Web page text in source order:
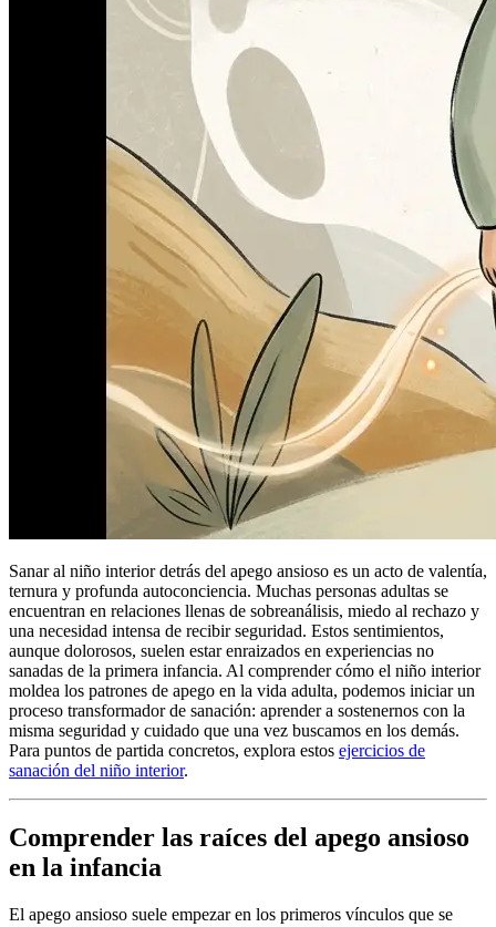
Sanar al niño interior detrás del apego ansioso es un acto de valentía,
ternura y profunda autoconciencia. Muchas personas adultas se
encuentran en relaciones llenas de sobreanálisis, miedo al rechazo y
una necesidad intensa de recibir seguridad. Estos sentimientos,
aunque dolorosos, suelen estar enraizados en experiencias no
sanadas de la primera infancia. Al comprender cómo el niño interior
moldea los patrones de apego en la vida adulta, podemos iniciar un
proceso transformador de sanación: aprender a sostenernos con la
misma seguridad y cuidado que una vez buscamos en los demás.
Para puntos de partida concretos, explora estos ejercicios de
sanación del niño interior.
Comprender las raíces del apego ansioso
en la infancia
El apego ansioso suele empezar en los primeros vínculos que se